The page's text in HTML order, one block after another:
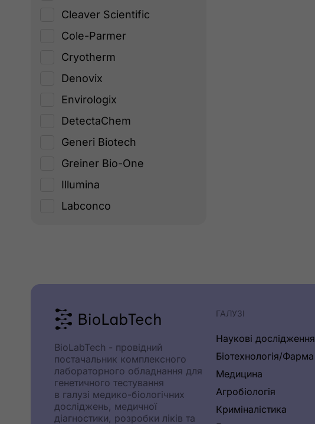
Cleaver Scientific
Cole-Parmer
Cryotherm
Denovix
Envirologix
DetectaChem
Generi Biotech
Greiner Bio-One
Illumina
Labconco
Origen
Planer PLС
Promega
Socorex
TECHNE
BioLabTech - провідний
постачальник комплексного
лабораторного обладнання для
генетичного тестування
в галузі медико-біологічних
досліджень, медичної
діагностики, розробки ліків та
ГАЛУЗІ
Наукові дослідження
Біотехнологія/Фарма
Медицина
Агробіологія
Криміналістика